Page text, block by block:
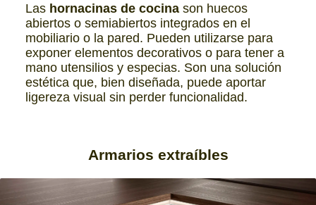
Lashornacinas de cocinason huecos
abiertos o semiabiertos integrados en el
mobiliario o la pared. Pueden utilizarse para
exponer elementos decorativos o para tener a
mano utensilios y especias. Son una solución
estética que, bien diseñada, puede aportar
ligereza visual sin perder funcionalidad.
Armarios extraíbles